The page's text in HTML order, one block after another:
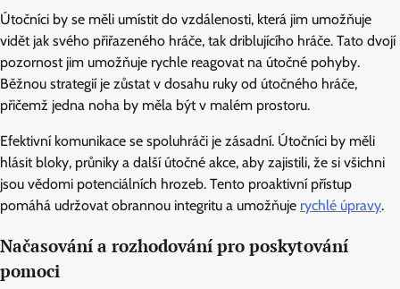
Útočníci by se měli umístit do vzdálenosti, která jim umožňuje
vidět jak svého přiřazeného hráče, tak driblujícího hráče. Tato dvojí
pozornost jim umožňuje rychle reagovat na útočné pohyby.
Běžnou strategií je zůstat v dosahu ruky od útočného hráče,
přičemž jedna noha by měla být v malém prostoru.
Efektivní komunikace se spoluhráči je zásadní. Útočníci by měli
hlásit bloky, průniky a další útočné akce, aby zajistili, že si všichni
jsou vědomi potenciálních hrozeb. Tento proaktivní přístup
pomáhá udržovat obrannou integritu a umožňuje rychlé úpravy.
Načasování a rozhodování pro poskytování
pomoci